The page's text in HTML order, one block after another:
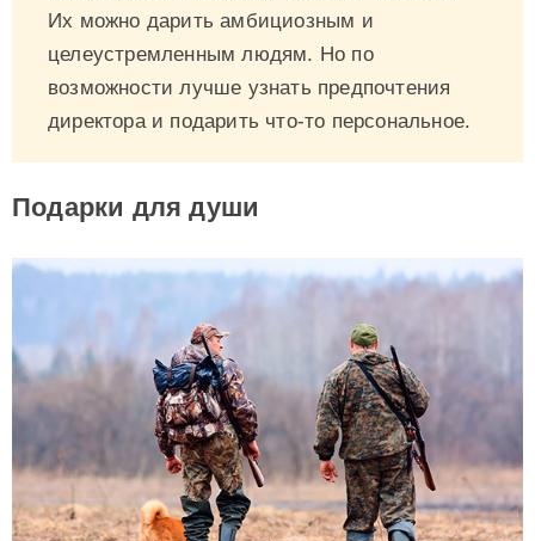
Их можно дарить амбициозным и
целеустремленным людям. Но по
возможности лучше узнать предпочтения
директора и подарить что-то персональное.
Подарки для души